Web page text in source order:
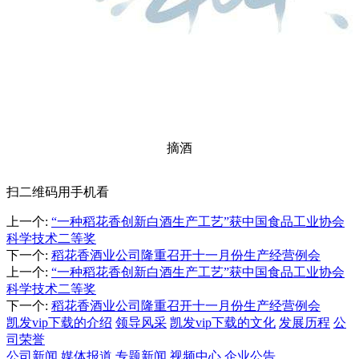
摘酒
扫二维码用手机看
上一个: “一种稻花香创新白酒生产工艺”获中国食品工业协会
科学技术二等奖
下一个: 稻花香酒业公司隆重召开十一月份生产经营例会
上一个: “一种稻花香创新白酒生产工艺”获中国食品工业协会
科学技术二等奖
下一个: 稻花香酒业公司隆重召开十一月份生产经营例会
凯发vip下载的介绍 领导风采 凯发vip下载的文化 发展历程 公
司荣誉
公司新闻 媒体报道 专题新闻 视频中心 企业公告